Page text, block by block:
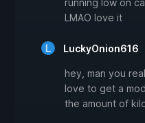
running low on
LMAO love it
LuckyOnion616
hey, man you
love to get a
the amount of